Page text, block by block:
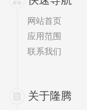
网站首页
应用范围
联系我们
关于隆腾